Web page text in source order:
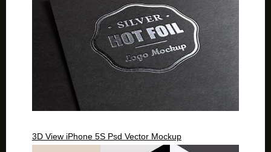
3D View iPhone 5S Psd Vector Mockup